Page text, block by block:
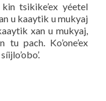
kin tsikike’ex yéetel
u kaaytik u mukyaj
xan u mukyaj,
tu pach. Ko’one’ex